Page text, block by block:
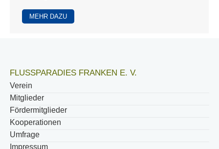
MEHR DAZU
FLUSSPARADIES FRANKEN E. V.
Verein
Mitglieder
Fördermitglieder
Kooperationen
Umfrage
Impressum